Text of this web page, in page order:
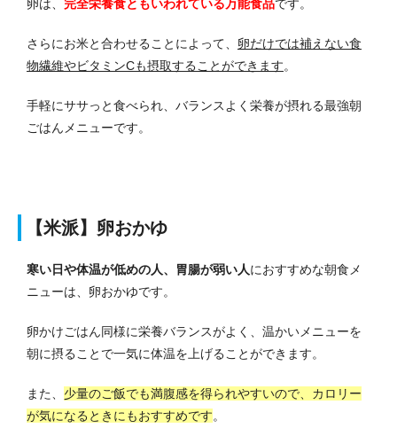
卵は、 完全栄養食ともいわれている万能食品です。
さらにお米と合わせることによって、 卵だけでは補えない食
物繊維やビタミンCも摂取することができます。
手軽にササっと食べられ、バランスよく栄養が摂れる最強朝
ごはんメニューです。
【米派】卵おかゆ
寒い日や体温が低めの人、胃腸が弱い人におすすめな朝食メ
ニューは、卵おかゆです。
卵かけごはん同様に栄養バランスがよく、温かいメニューを
朝に摂ることで一気に体温を上げることができます。
また、 少量のご飯でも満腹感を得られやすいので、カロリー
が気になるときにもおすすめです。